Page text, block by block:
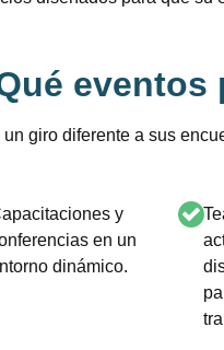
un giro diferente a sus
y
en un
dinámico.​